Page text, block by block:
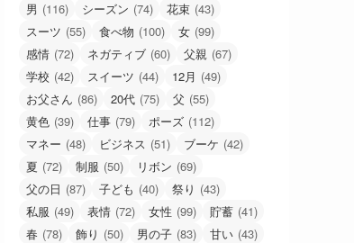
男 (116) シーズン (74) 花束 (43)
スーツ (55) 食べ物 (100) 女 (99)
感情 (72) ネガティブ (60) 父親 (67)
学校 (42) スイーツ (44) 12月 (49)
お父さん (86) 20代 (75) 父 (55)
黄色 (39) 仕事 (79) ポーズ (112)
マネー (48) ビジネス (51) ブーケ (42)
夏 (72) 制服 (50) リボン (69)
父の日 (87) 子ども (40) 祭り (43)
私服 (49) 表情 (72) 女性 (99) 貯蓄 (41)
春 (78) 飾り (50) 男の子 (83) 甘い (43)